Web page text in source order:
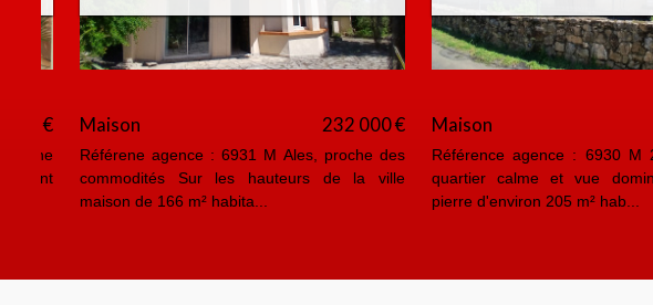
Maison 228 000 €
Référence agence : 6938 M 10 Min d'Ales,
Maison de 245 m² dont 175 m² habitables sur
1283 m² de terrain cl...
Appartement
Référence agence : 6934 A
ville Dans un petit immeuble
bénévole, appartement au ...